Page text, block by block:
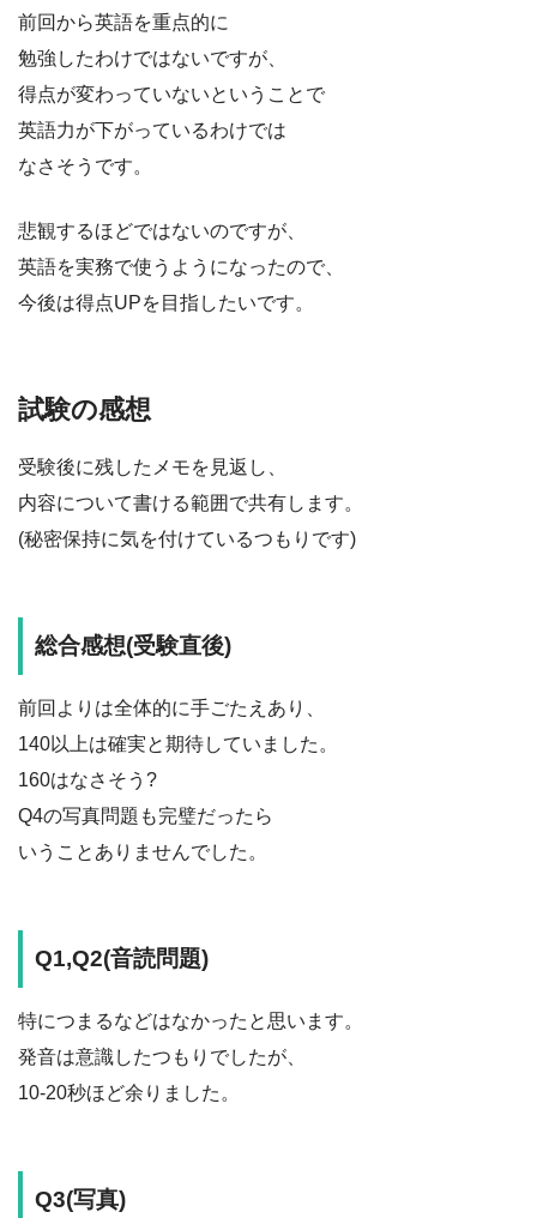
前回から英語を重点的に
勉強したわけではないですが、
得点が変わっていないということで
英語力が下がっているわけでは
なさそうです。
悲観するほどではないのですが、
英語を実務で使うようになったので、
今後は得点UPを目指したいです。
試験の感想
受験後に残したメモを見返し、
内容について書ける範囲で共有します。
(秘密保持に気を付けているつもりです)
総合感想(受験直後)
前回よりは全体的に手ごたえあり、
140以上は確実と期待していました。
160はなさそう?
Q4の写真問題も完璧だったら
いうことありませんでした。
Q1,Q2(音読問題)
特につまるなどはなかったと思います。
発音は意識したつもりでしたが、
10-20秒ほど余りました。
Q3(写真)